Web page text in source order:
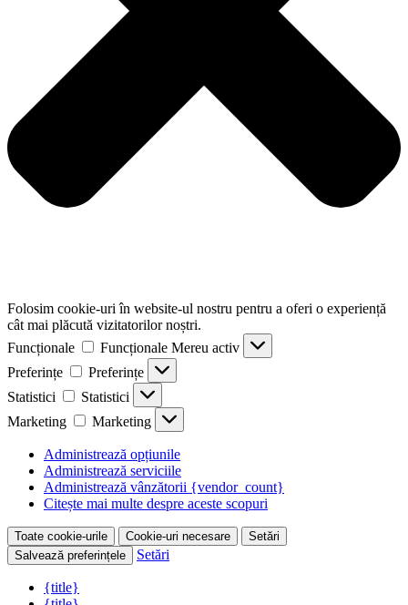
Folosim cookie-uri în website-ul nostru pentru a oferi o experiență
cât mai plăcută vizitatorilor noștri.
Funcționale
Funcționale Mereu activ
Preferințe
Preferințe
Statistici
Statistici
Marketing
Marketing
Administrează opțiunile
Administrează serviciile
Administrează vânzătorii {vendor_count}
Citește mai multe despre aceste scopuri
Toate cookie-urile Cookie-uri necesare
Setări
Salvează preferințele
Setări
{title}